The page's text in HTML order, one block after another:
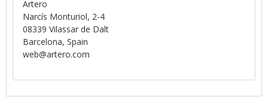
Artero
Narcís Monturiol, 2-4
08339 Vilassar de Dalt
Barcelona, Spain
web@artero.com